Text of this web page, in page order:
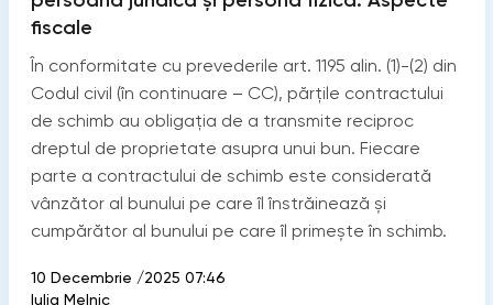
fiscale
În conformitate cu prevederile art. 1195 alin. (1)-(2) din
Codul civil (în continuare – CC), părţile contractului
de schimb au obligaţia de a transmite reciproc
dreptul de proprietate asupra unui bun. Fiecare
parte a contractului de schimb este considerată
vânzător al bunului pe care îl înstrăinează şi
cumpărător al bunului pe care îl primeşte în schimb.
10 Decembrie /2025 07:46
Iulia Melnic